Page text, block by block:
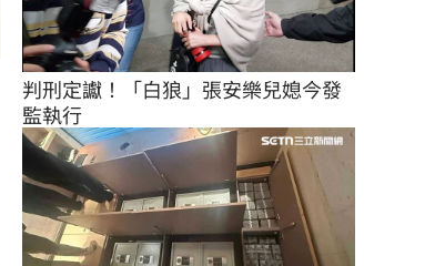
判刑定讞！「白狼」張安樂兒媳今發
監執行